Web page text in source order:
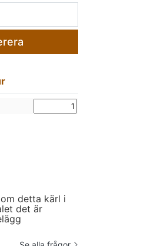
detta kärl i
det är